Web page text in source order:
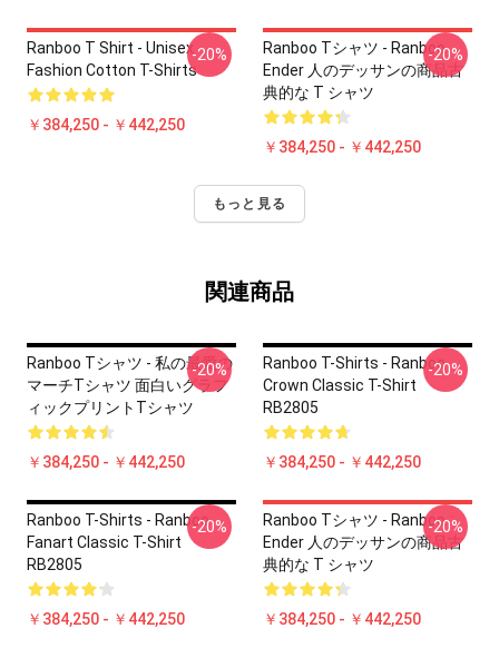
Ranboo T Shirt - Unisex
Fashion Cotton T-Shirts
￥384,250 - ￥442,250
-20%
Ranboo Tシャツ - Ranboo
Ender 人のデッサンの商品古
典的な T シャツ
￥384,250 - ￥442,250
-20%
もっと見る
関連商品
Ranboo Tシャツ - 私の最愛の
マーチTシャツ 面白いグラフ
ィックプリントTシャツ
￥384,250 - ￥442,250
-20%
Ranboo T-Shirts - Ranboo
Crown Classic T-Shirt
RB2805
￥384,250 - ￥442,250
-20%
Ranboo T-Shirts - Ranboo
Fanart Classic T-Shirt
RB2805
￥384,250 - ￥442,250
-20%
Ranboo Tシャツ - Ranboo
Ender 人のデッサンの商品古
典的な T シャツ
￥384,250 - ￥442,250
-20%